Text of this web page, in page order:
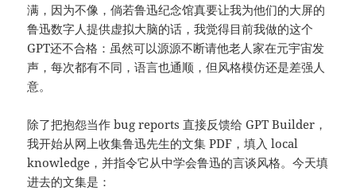
满，因为不像，倘若鲁迅纪念馆真要让我为他们的大屏的
鲁迅数字人提供虚拟大脑的话，我觉得目前我做的这个
GPT还不合格：虽然可以源源不断请他老人家在元宇宙发
声，每次都有不同，语言也通顺，但风格模仿还是差强人
意。
除了把抱怨当作 bug reports 直接反馈给 GPT Builder，
我开始从网上收集鲁迅先生的文集 PDF，填入 local
knowledge，并指令它从中学会鲁迅的言谈风格。今天填
进去的文集是：